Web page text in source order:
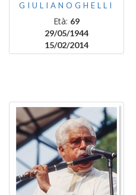
GIULIANOGHELLI
Età: 69
29/05/1944
15/02/2014